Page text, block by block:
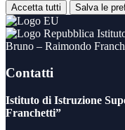
Accetta tutti Salva le
Bruno – Raimondo
Contatti
Istituto di Istruzione
Franchetti”